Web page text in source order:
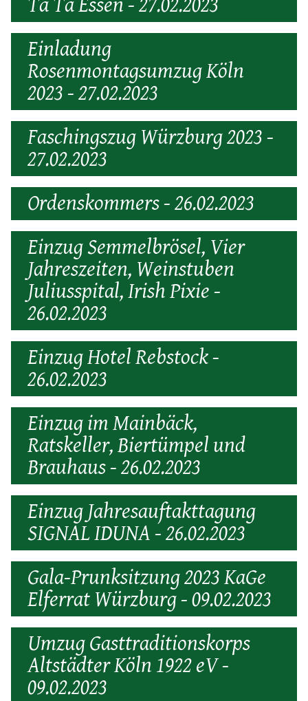
Ta Ta Essen - 27.02.2023
Einladung
Rosenmontagsumzug Köln
2023 - 27.02.2023
Faschingszug Würzburg 2023 -
27.02.2023
Ordenskommers - 26.02.2023
Einzug Semmelbrösel, Vier
Jahreszeiten, Weinstuben
Juliusspital, Irish Pixie -
26.02.2023
Einzug Hotel Rebstock -
26.02.2023
Einzug im Mainbäck,
Ratskeller, Biertümpel und
Brauhaus - 26.02.2023
Einzug Jahresauftakttagung
SIGNAL IDUNA - 26.02.2023
Gala-Prunksitzung 2023 KaGe
Elferrat Würzburg - 09.02.2023
Umzug Gasttraditionskorps
Altstädter Köln 1922 eV -
09.02.2023